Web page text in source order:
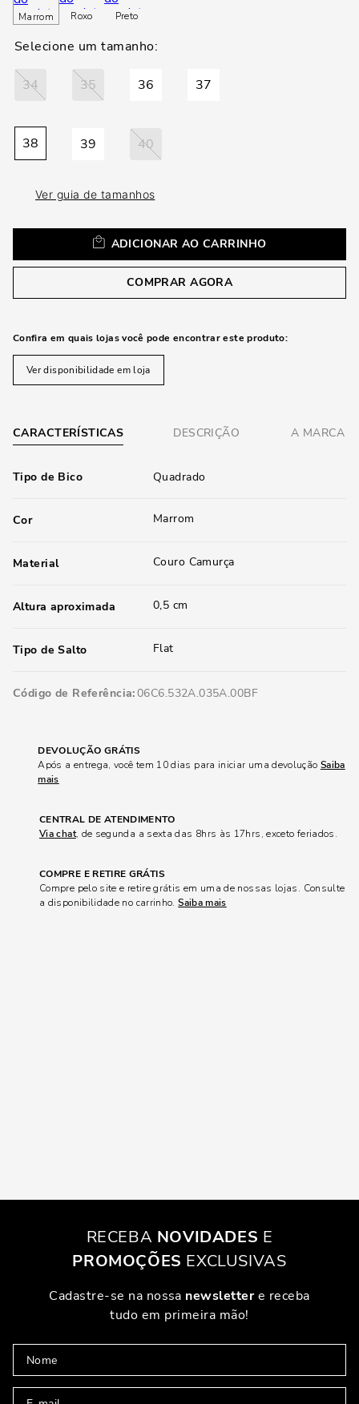
Marrom Roxo Preto
34 35 36 37
38 39 40
Ver guia de tamanhos
ADICIONAR AO CARRINHO
COMPRAR AGORA
Confira em quais lojas você pode encontrar este produto:
Ver disponibilidade em loja
CARACTERÍSTICAS DESCRIÇÃO A MARCA
Tipo de Bico Quadrado
Cor Marrom
Material Couro Camurça
Altura aproximada 0,5 cm
Tipo de Salto Flat
Código de Referência 06C6.532A.035A.00BF
DEVOLUÇÃO GRÁTIS
Após a entrega, você tem 10 dias para iniciar uma devolução Saiba
mais
CENTRAL DE ATENDIMENTO
Via chat, de segunda a sexta das 8hrs às 17hrs, exceto feriados.
COMPRE E RETIRE GRÁTIS
Compre pelo site e retire grátis em uma de nossas lojas. Consulte
a disponibilidade no carrinho.Saiba mais
RECEBA NOVIDADES E
PROMOÇÕES EXCLUSIVAS
Cadastre-se na nossa newslettere receba
tudo em primeira mão!